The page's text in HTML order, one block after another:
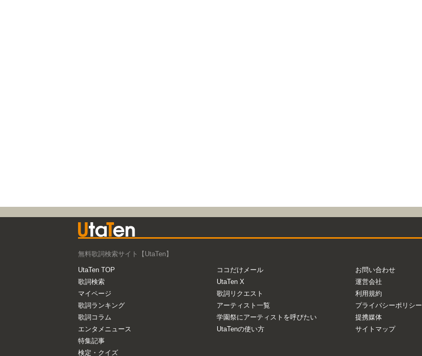
無料歌詞検索サイト【UtaTen】
UtaTen TOP
歌詞検索
マイページ
歌詞ランキング
歌詞コラム
エンタメニュース
特集記事
検定・クイズ
ココだけメール
UtaTen X
歌詞リクエスト
アーティスト一覧
学園祭にアーティストを呼びたい
UtaTenの使い方
お問い合わせ
運営会社
利用規約
プライバシーポリシー
提携媒体
サイトマップ